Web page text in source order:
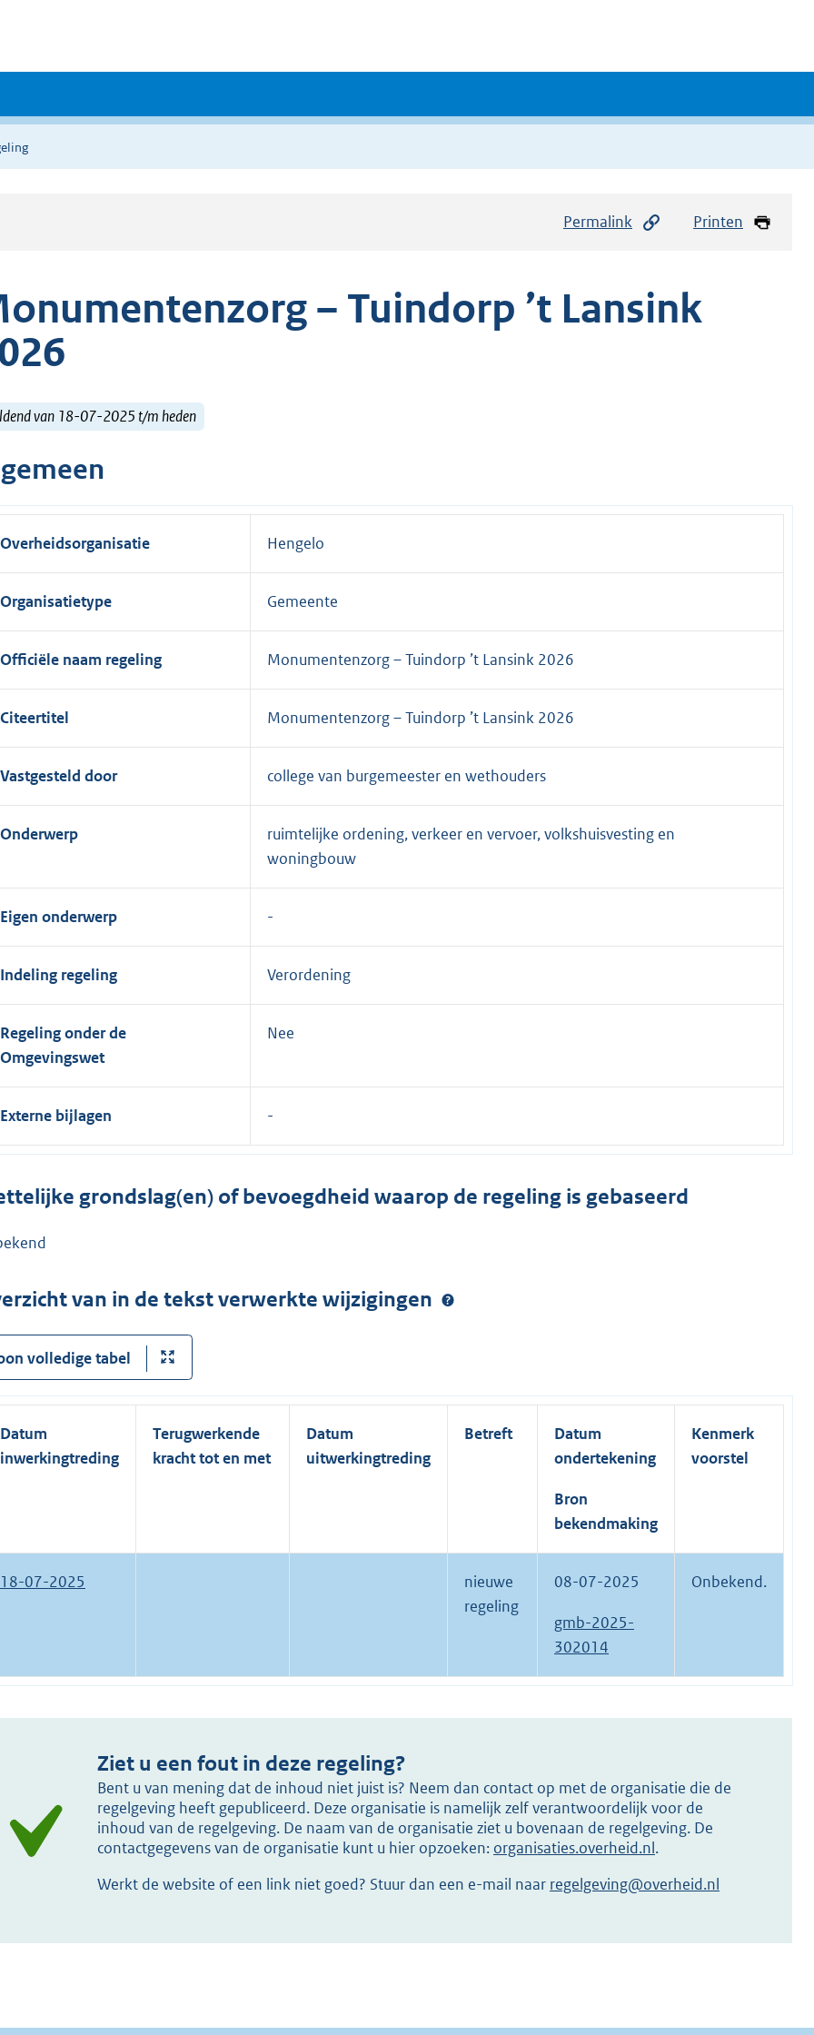
Permalink Printen
– Tuindorp ’t Lansink
van 18-07-2025 t/m heden
Overheidsorganisatie Hengelo
Organisatietype Gemeente
Officiële naam regeling Monumentenzorg – Tuindorp ’t Lansink 2026
Citeertitel Monumentenzorg – Tuindorp ’t Lansink 2026
Vastgesteld door college van burgemeester en wethouders
Onderwerp
ruimtelijke ordening, verkeer en vervoer, volkshuisvesting en
woningbouw
Eigen onderwerp
Indeling regeling Verordening
Regeling onder de
Omgevingswet
Nee
Externe bijlagen
grondslag(en) of bevoegdheid waarop de regeling is gebaseerd
van in de tekst verwerkte wijzigingen
volledige tabel
Datum
inwerkingtreding
Terugwerkende
kracht tot en met
Datum
uitwerkingtreding
Betreft
Datum
ondertekening
Bron
bekendmaking
Kenmerk
voorstel
18-07-2025
nieuwe
regeling
08-07-2025
gmb-2025-
302014
Onbekend.
Ziet u een fout in deze regeling?
Bent u van mening dat de inhoud niet juist is? Neem dan contact op met de organisatie die de
regelgeving heeft gepubliceerd. Deze organisatie is namelijk zelf verantwoordelijk voor de
inhoud van de regelgeving. De naam van de organisatie ziet u bovenaan de regelgeving. De
contactgegevens van de organisatie kunt u hier opzoeken: organisaties.overheid.nl.
Werkt de website of een link niet goed? Stuur dan een e-mail naar regelgeving@overheid.nl